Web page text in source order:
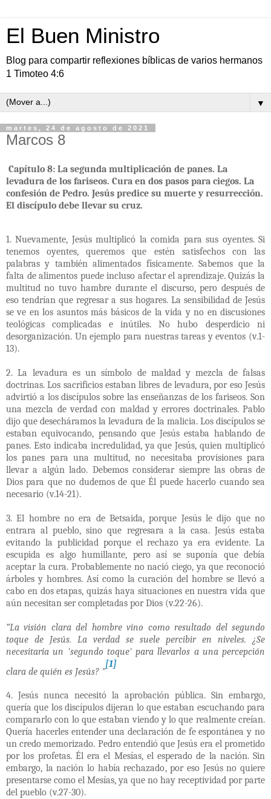
El Buen Ministro
Blog para compartir reflexiones bíblicas de varios hermanos
1 Timoteo 4:6
▼
martes, 24 de agosto de 2021
Marcos 8
Capítulo 8: La segunda multiplicación de panes. La
levadura de los fariseos. Cura en dos pasos para ciegos. La
confesión de Pedro. Jesús predice su muerte y resurrección.
El discípulo debe llevar su cruz.
1. Nuevamente, Jesús multiplicó la comida para sus oyentes. Si
tenemos oyentes, queremos que estén satisfechos con las
palabras y también alimentados físicamente. Sabemos que la
falta de alimentos puede incluso afectar el aprendizaje. Quizás la
multitud no tuvo hambre durante el discurso, pero después de
eso tendrían que regresar a sus hogares. La sensibilidad de Jesús
se ve en los asuntos más básicos de la vida y no en discusiones
teológicas complicadas e inútiles. No hubo desperdicio ni
desorganización. Un ejemplo para nuestras tareas y eventos (v.1-
13).
2. La levadura es un símbolo de maldad y mezcla de falsas
doctrinas. Los sacrificios estaban libres de levadura, por eso Jesús
advirtió a los discípulos sobre las enseñanzas de los fariseos. Son
una mezcla de verdad con maldad y errores doctrinales. Pablo
dijo que desecháramos la levadura de la malicia. Los discípulos se
estaban equivocando, pensando que Jesús estaba hablando de
panes. Esto indicaba incredulidad, ya que Jesús, quien multiplicó
los panes para una multitud, no necesitaba provisiones para
llevar a algún lado. Debemos considerar siempre las obras de
Dios para que no dudemos de que Él puede hacerlo cuando sea
necesario (v.14-21).
3. El hombre no era de Betsaida, porque Jesús le dijo que no
entrara al pueblo, sino que regresara a la casa. Jesús estaba
evitando la publicidad porque el rechazo ya era evidente. La
escupida es algo humillante, pero así se suponía que debía
aceptar la cura. Probablemente no nació ciego, ya que reconoció
árboles y hombres. Así como la curación del hombre se llevó a
cabo en dos etapas, quizás haya situaciones en nuestra vida que
aún necesitan ser completadas por Dios (v.22-26).
“La visión clara del hombre vino como resultado del segundo
toque de Jesús. La verdad se suele percibir en niveles. ¿Se
necesitaría un 'segundo toque' para llevarlos a una percepción
clara de quién es Jesús? "
[1]
4. Jesús nunca necesitó la aprobación pública. Sin embargo,
quería que los discípulos dijeran lo que estaban escuchando para
compararlo con lo que estaban viendo y lo que realmente creían.
Quería hacerles entender una declaración de fe espontánea y no
un credo memorizado. Pedro entendió que Jesús era el prometido
por los profetas. Él era el Mesías, el esperado de la nación. Sin
embargo, la nación lo había rechazado, por eso Jesús no quiere
presentarse como el Mesías, ya que no hay receptividad por parte
del pueblo (v.27-30).